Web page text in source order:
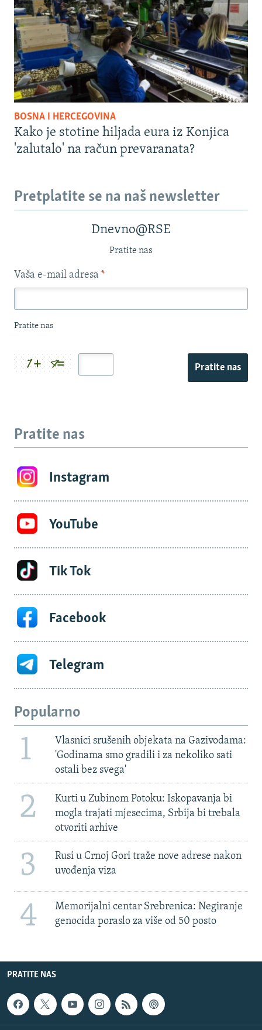
BOSNA I HERCEGOVINA
Kako je stotine hiljada eura iz Konjica
'zalutalo' na račun prevaranata?
Pretplatite se na naš newsletter
Dnevno@RSE
Pratite nas
Vaša e-mail adresa *
Pratite nas
Pratite nas
Pratite nas
Instagram
YouTube
Tik Tok
Facebook
Telegram
Popularno
1
Vlasnici srušenih objekata na Gazivodama:
'Godinama smo gradili i za nekoliko sati
ostali bez svega'
2
Kurti u Zubinom Potoku: Iskopavanja bi
mogla trajati mjesecima, Srbija bi trebala
otvoriti arhive
3
Rusi u Crnoj Gori traže nove adrese nakon
uvođenja viza
4
Memorijalni centar Srebrenica: Negiranje
genocida poraslo za više od 50 posto
PRATITE NAS